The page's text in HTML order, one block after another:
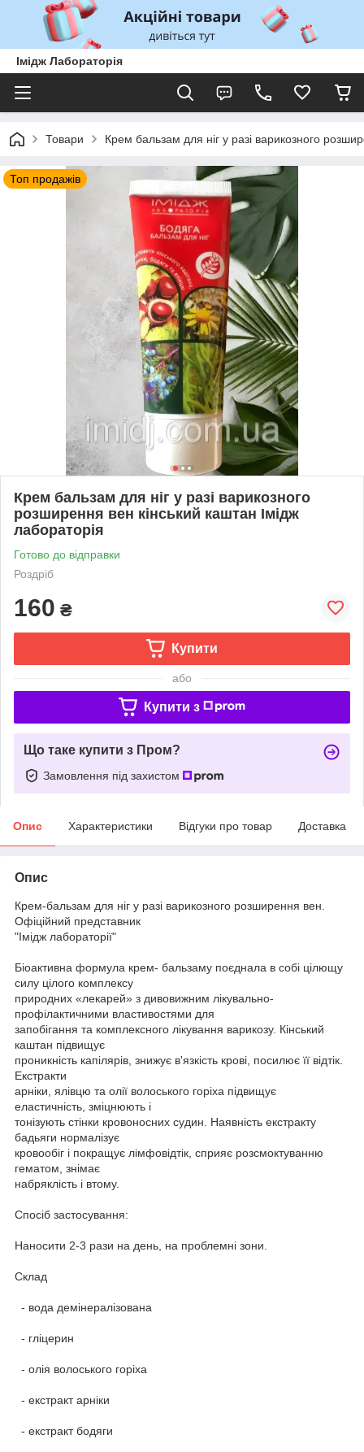
Імідж Лабораторія
Товари Крем бальзам для ніг у разі варикозного
Топ продажів
Крем бальзам для ніг у разі варикозного
розширення вен кінський каштан Імідж
лабораторія
Готово до відправки
Роздріб
160 ₴
Купити
або
Купити з
Що таке купити з Пром?
Замовлення під захистом
Опис Характеристики Відгуки про товар Доставка
Опис
Крем-бальзам для ніг у разі варикозного розширення вен.
Офіційний представник
"Імідж лабораторії"
Біоактивна формула крем- бальзаму поєднала в собі цілющу
силу цілого комплексу
природних «лекарей» з дивовижним лікувально-
профілактичними властивостями для
запобігання та комплексного лікування варикозу. Кінський
каштан підвищує
проникність капілярів, знижує в'язкість крові, посилює її відтік.
Екстракти
арніки, ялівцю та олії волоського горіха підвищує
еластичність, зміцнюють і
тонізують стінки кровоносних судин. Наявність екстракту
бадьяги нормалізує
кровообіг і покращує лімфовідтік, сприяє розсмоктуванню
гематом, знімає
набряклість і втому.
Спосіб застосування:
Наносити 2-3 рази на день, на проблемні зони.
Склад
- вода демінералізована
- гліцерин
- олія волоського горіха
- екстракт арніки
- екстракт бодяги